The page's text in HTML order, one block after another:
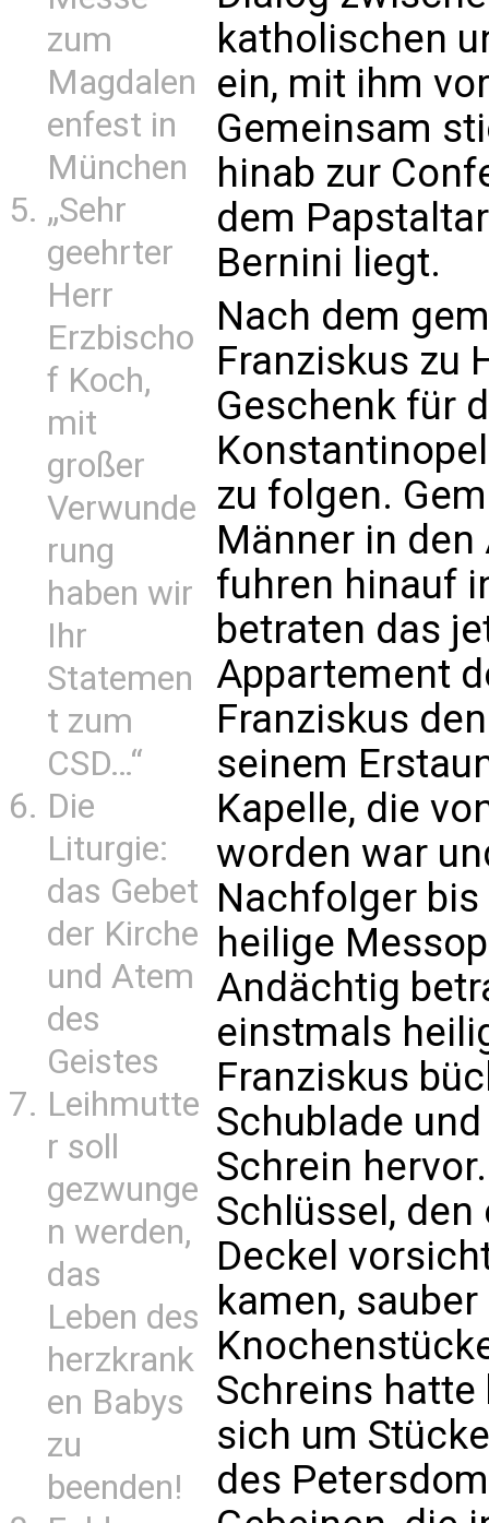
zum
Magdalen
enfest in
München
„Sehr
geehrter
Herr
Erzbischo
f Koch,
mit
großer
Verwunde
rung
haben wir
Ihr
Statemen
t zum
CSD…“
Die
Liturgie:
das Gebet
der Kirche
und Atem
des
Geistes
Leihmutte
r soll
gezwunge
n werden,
das
Leben des
herzkrank
en Babys
zu
beenden!
katholischen
ein, mit ihm
Gemeinsam
hinab zur
dem
Bernini liegt.
Nach dem
Franziskus zu
Geschenk für
zu folgen.
Männer in
fuhren hinauf
betraten das
Appartement
Franziskus
seinem
Kapelle, die
worden war
Nachfolger
heilige
Andächtig
einstmals
Franziskus
Schublade
Schrein
Schlüssel,
Deckel
kamen,
Schreins
sich um
des